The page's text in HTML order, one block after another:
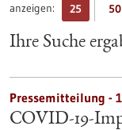
anzeigen: 25 50
Ihre Suche
Pressemitteilung -
COVID-19-